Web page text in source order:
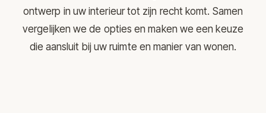
ontwerp in uw interieur tot zijn recht komt. Samen
vergelijken we de opties en maken we een keuze
die aansluit bij uw ruimte en manier van wonen.